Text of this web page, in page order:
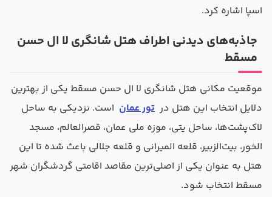
اسپا اشاره کرد.
جاذبه‌های دیدنی اطراف هتل شانگری لا ال حسن
مسقط
موقعیت مکانی هتل شانگری لا ال حسن مسقط یکی از بهترین
دلایل انتخاب این هتل در تور عمان است. نزدیکی به ساحل
لاک‌پشت‌ها، ساحل یتی، موزه ملی عمان، قصرالعالم، مسجد
الخور، بیت‌الزبیر، قلعه المیرانی و قلعه جلالی باعث شده تا این
هتل به عنوان یکی از اصلی‌ترین مقاصد اقامتی گردشگران شهر
مسقط انتخاب شود.